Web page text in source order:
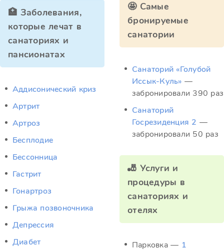
🏥 Заболевания,
которые лечат в
санаториях и
пансионатах
Аддисонический криз
Артрит
Артроз
Бесплодие
Бессонница
Гастрит
Гонартроз
Грыжа позвоночника
Депрессия
Диабет
🤩 Самые
бронируемые
санатории
Санаторий «Голубой
Иссык-Куль» —
забронировали 390 раз
Санаторий
Госрезиденция 2 —
забронировали 50 раз
🎳 Услуги и
процедуры в
санаториях и
отелях
Парковка — 1